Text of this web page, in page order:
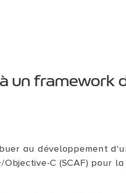
un framework
au développement
C (SCAF) pour